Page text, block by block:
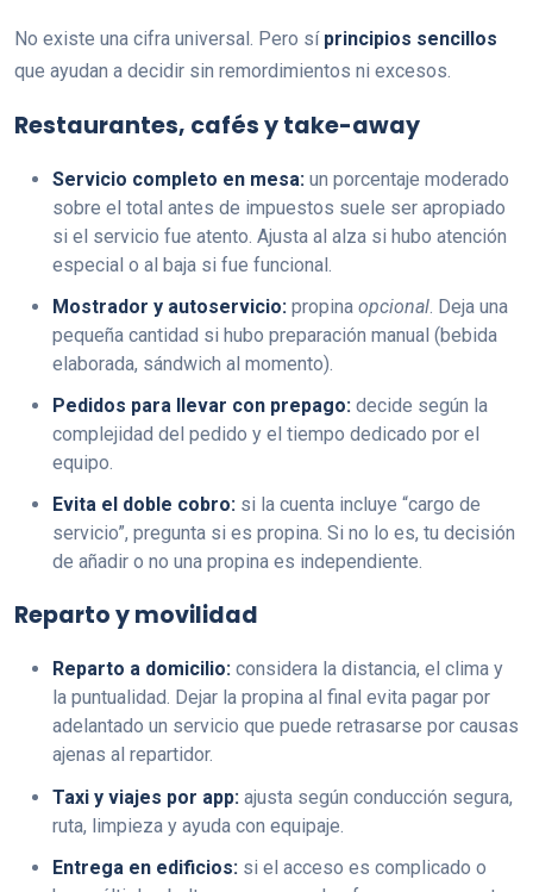
No existe una cifra universal. Pero sí principios sencillos
que ayudan a decidir sin remordimientos ni excesos.
Restaurantes, cafés y take-away
Servicio completo en mesa: un porcentaje moderado
sobre el total antes de impuestos suele ser apropiado
si el servicio fue atento. Ajusta al alza si hubo atención
especial o al baja si fue funcional.
Mostrador y autoservicio: propina opcional. Deja una
pequeña cantidad si hubo preparación manual (bebida
elaborada, sándwich al momento).
Pedidos para llevar con prepago: decide según la
complejidad del pedido y el tiempo dedicado por el
equipo.
Evita el doble cobro: si la cuenta incluye “cargo de
servicio”, pregunta si es propina. Si no lo es, tu decisión
de añadir o no una propina es independiente.
Reparto y movilidad
Reparto a domicilio: considera la distancia, el clima y
la puntualidad. Dejar la propina al final evita pagar por
adelantado un servicio que puede retrasarse por causas
ajenas al repartidor.
Taxi y viajes por app: ajusta según conducción segura,
ruta, limpieza y ayuda con equipaje.
Entrega en edificios: si el acceso es complicado o